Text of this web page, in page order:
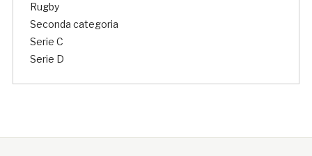
Rugby
Seconda categoria
Serie C
Serie D